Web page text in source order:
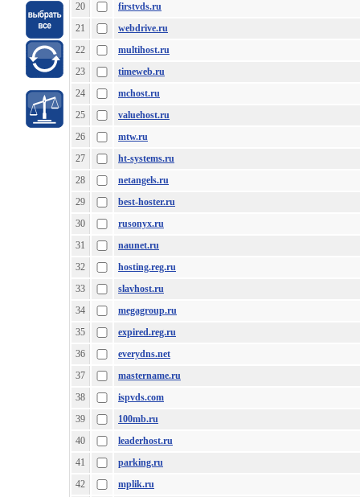
20
firstvds.ru
21
webdrive.ru
22
multihost.ru
23
timeweb.ru
24
mchost.ru
25
valuehost.ru
26
mtw.ru
27
ht-systems.ru
28
netangels.ru
29
best-hoster.ru
30
rusonyx.ru
31
naunet.ru
32
hosting.reg.ru
33
slavhost.ru
34
megagroup.ru
35
expired.reg.ru
36
everydns.net
37
mastername.ru
38
ispvds.com
39
100mb.ru
40
leaderhost.ru
41
parking.ru
42
mplik.ru